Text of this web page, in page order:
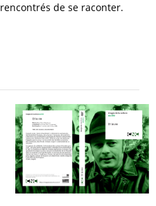
rencontrés de se raconter.